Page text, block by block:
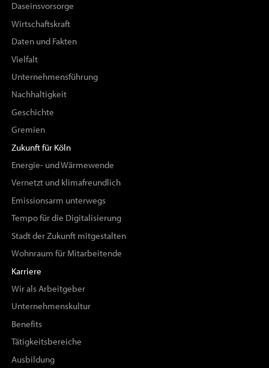
Daseinsvorsorge
Wirtschaftskraft
Daten und Fakten
Vielfalt
Unternehmensführung
Nachhaltigkeit
Geschichte
Gremien
Zukunft für Köln
Energie- und Wärmewende
Vernetzt und klimafreundlich
Emissionsarm unterwegs
Tempo für die Digitalisierung
Stadt der Zukunft mitgestalten
Wohnraum für Mitarbeitende
Karriere
Wir als Arbeitgeber
Unternehmenskultur
Benefits
Tätigkeitsbereiche
Ausbildung